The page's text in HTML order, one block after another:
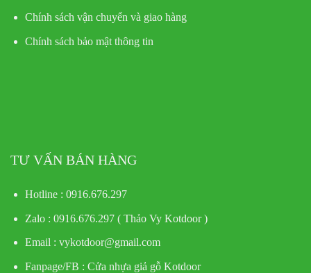
Chính sách vận chuyển và giao hàng
Chính sách bảo mật thông tin
TƯ VẤN BÁN HÀNG
Hotline : 0916.676.297
Zalo : 0916.676.297 ( Thảo Vy Kotdoor )
Email : vykotdoor@gmail.com
Fanpage/FB : Cửa nhựa giả gỗ Kotdoor